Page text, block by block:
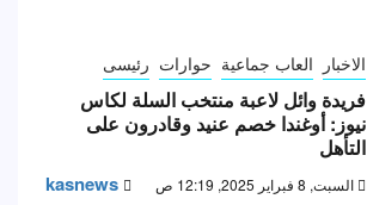
الاخبار العاب جماعية حوارات رئيسى
فريدة وائل لاعبة منتخب السلة لكاس
نيوز: أوغندا خصم عنيد وقادرون على
التأهل
السبت, 8 فبراير 2025, 12:19 ص kasnews